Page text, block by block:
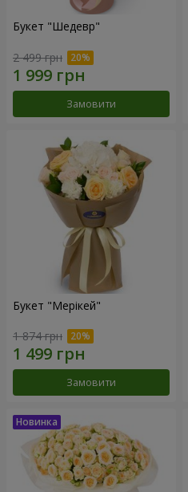
Букет "Шедевр"
2 499 грн
Замовити
Букет "Мерікей"
1 874 грн
Замовити